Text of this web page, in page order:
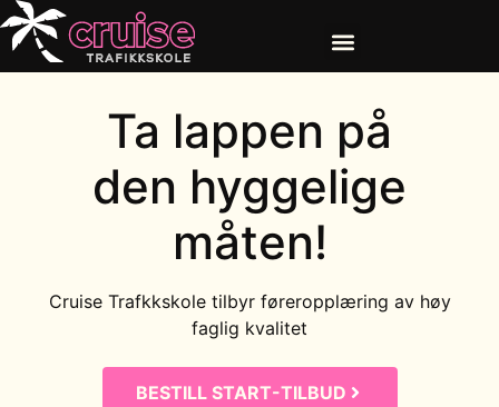
Ta lappen på
den hyggelige
måten!
Cruise Trafkkskole tilbyr føreropplæring av høy
faglig kvalitet
BESTILL START-TILBUD